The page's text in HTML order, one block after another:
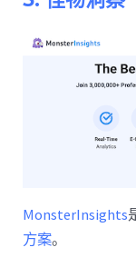
MonsterInsights
方案。